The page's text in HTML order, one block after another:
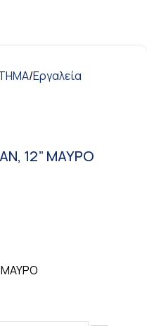
/Εργαλεία
12” ΜΑΥΡΟ
ΜΑΥΡΟ